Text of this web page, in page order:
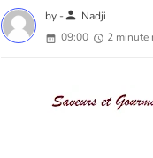
by -person Nadji
09:00
2 minute